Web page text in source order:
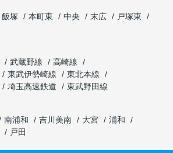
飯塚 本町東 中央 末広
戸塚東
武蔵野線
高崎線
東武伊勢崎線
東北本線
埼玉高速鉄道
東武野田線
南浦和 吉川美南 大宮
浦和
戸田